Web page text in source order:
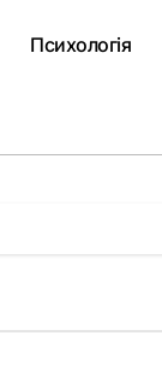
Психологія